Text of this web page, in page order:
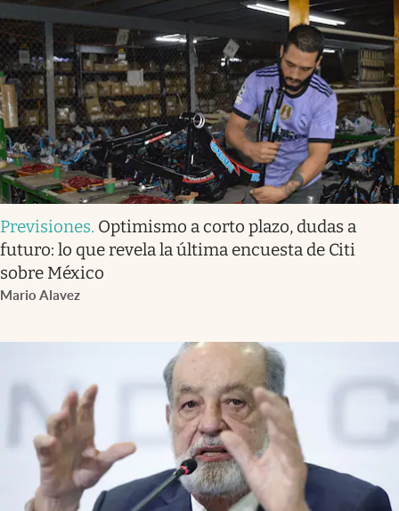
Previsiones. Optimismo a corto plazo, dudas a
futuro: lo que revela la última encuesta de Citi
sobre México
Mario Alavez